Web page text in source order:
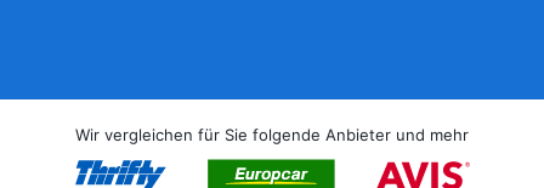
Wir vergleichen für Sie folgende Anbieter und mehr